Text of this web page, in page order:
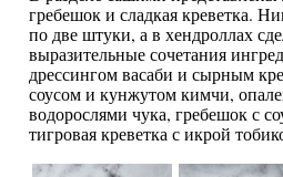
гребешок и сладкая креветка.
по две штуки, а в хендроллах
выразительные сочетания
дрессингом васаби и сырным
соусом и кунжутом кимчи,
водорослями чука, гребешок с
тигровая креветка с икрой